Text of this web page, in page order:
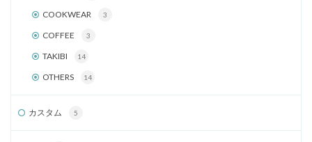
COOKWEAR 3
COFFEE 3
TAKIBI 14
OTHERS 14
カスタム 5